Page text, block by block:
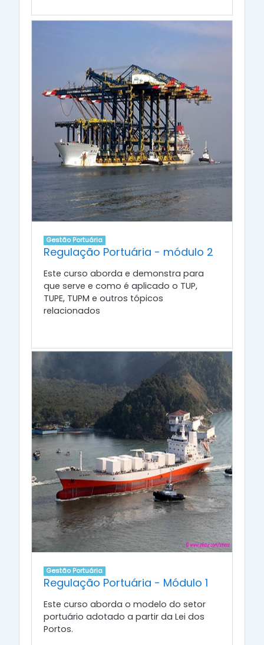
Gestão Portuária
Regulação Portuária - módulo 2
Este curso aborda e demonstra para
que serve e como é aplicado o TUP,
TUPE, TUPM e outros tópicos
relacionados
Gestão Portuária
Regulação Portuária - Módulo 1
Este curso aborda o modelo do setor
portuário adotado a partir da Lei dos
Portos.